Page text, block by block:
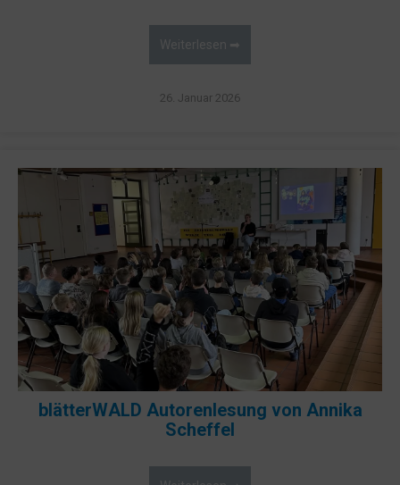
Weiterlesen ➡
26. Januar 2026
blätterWALD Autorenlesung von Annika
Scheffel